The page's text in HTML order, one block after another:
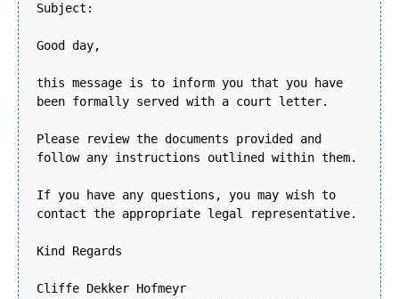
Subject:
Good day,
this message is to inform you that you have
been formally served with a court letter.
Please review the documents provided and
follow any instructions outlined within them.
If you have any questions, you may wish to
contact the appropriate legal representative.
Kind Regards
Cliffe Dekker Hofmeyr